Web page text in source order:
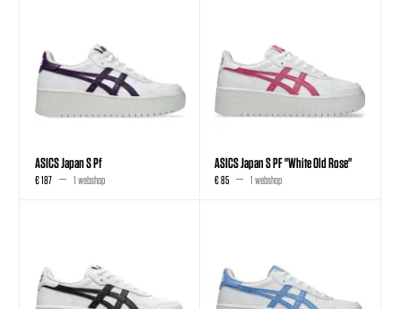
ASICS Japan S Pf
€ 187 1 webshop
ASICS Japan S PF "White Old Rose"
€ 85 1 webshop